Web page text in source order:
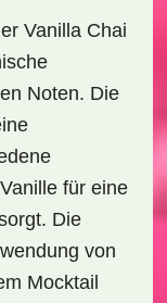
Vanilla Chai
Noten. Die
Vanillefür eine
Die
von
Mocktail